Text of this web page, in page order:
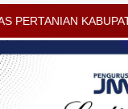
KARO